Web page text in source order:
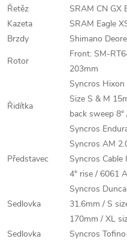
Řetěz
SRAM CN GX
Kazeta
SRAM Eagle
Brzdy
Shimano
Rotor
Front: SM-
203mm
Řidítka
Syncros
Size S & M
back sweep
Syncros
Představec
Syncros AM
Syncros
4° rise / 6061
Sedlovka
Syncros
31.6mm / S
170mm / XL
Sedlovka
Syncros